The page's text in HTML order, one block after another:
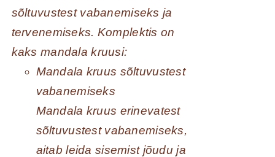
sõltuvustest vabanemiseks ja
tervenemiseks. Komplektis on
kaks mandala kruusi:
Mandala kruus sõltuvustest
vabanemiseks
Mandala kruus erinevatest
sõltuvustest vabanemiseks,
aitab leida sisemist jõudu ja